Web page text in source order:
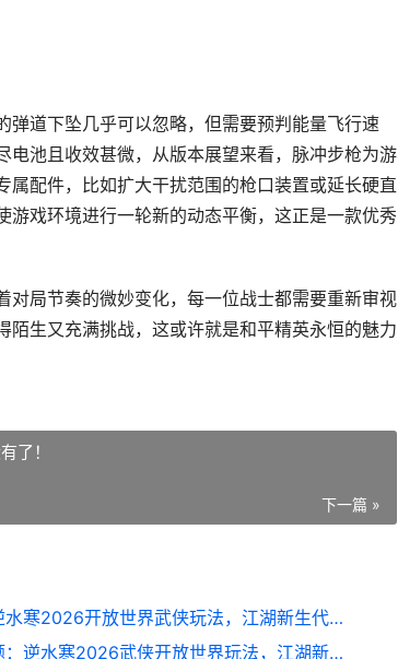
道下坠几乎可以忽略，但需要预判能量飞行速
池且收效甚微，从版本展望来看，脉冲步枪为游
配件，比如扩大干扰范围的枪口装置或延长硬直
戏环境进行一轮新的动态平衡，这正是一款优秀
局节奏的微妙变化，每一位战士都需要重新审视
生又充满挑战，这或许就是和平精英永恒的魅力
了！
下一篇 »
**逆水寒2026开放世界武侠玩法，江湖新生代的无界画卷，副标题，从呼吸到心跳的武侠世界重构**
标题：逆水寒2026武侠开放世界玩法，江湖新生代的全景绘卷副标题：从呼吸到心跳的沉浸式武侠宇宙